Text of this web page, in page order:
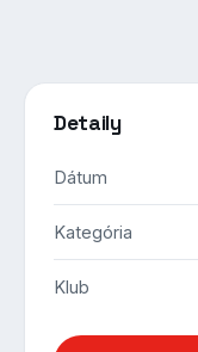
Detaily
Dátum
Kategória
Klub